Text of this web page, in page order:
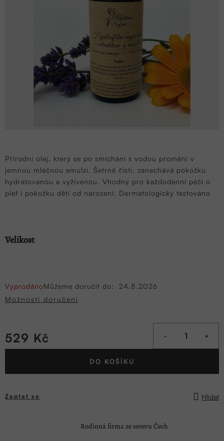
Přírodní olej, který se po smíchání s vodou promění v
jemnou mléčnou emulzi. Šetrně čistí, zanechává pokožku
hydratovanou a vyživenou. Vhodný pro každodenní péči o
pleť i pokožku dětí od narození. Dermatologicky testováno
Velikost
VyprodánoMůžeme doručit do:
24.8.2026
Možnosti doručení
529 Kč
Měrná
DO KOŠÍKU
Zeptat se Hlídat
Rodinná firma ze severu Čech